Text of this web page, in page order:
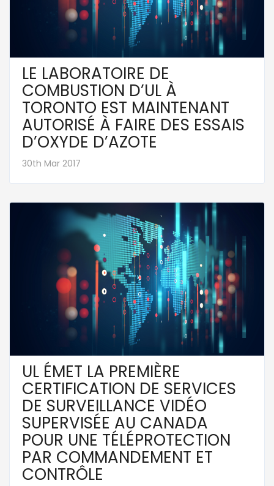
LE LABORATOIRE DE
COMBUSTION D’UL À
TORONTO EST MAINTENANT
AUTORISÉ À FAIRE DES ESSAIS
D’OXYDE D’AZOTE
30th Mar 2017
UL ÉMET LA PREMIÈRE
CERTIFICATION DE SERVICES
DE SURVEILLANCE VIDÉO
SUPERVISÉE AU CANADA
POUR UNE TÉLÉPROTECTION
PAR COMMANDEMENT ET
CONTRÔLE